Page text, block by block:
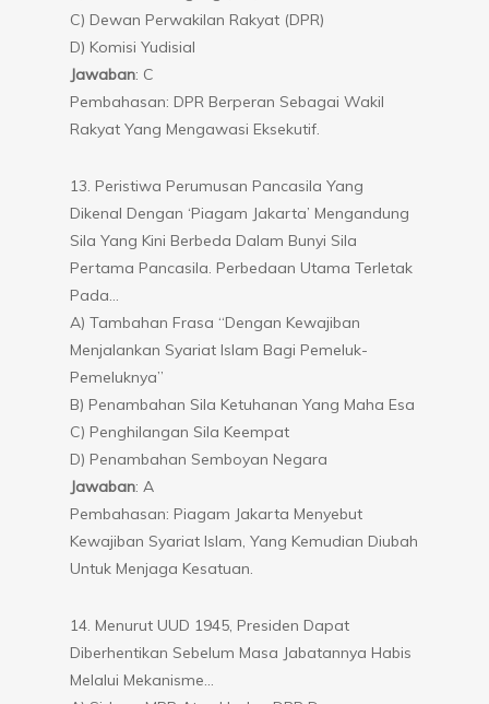
C) Dewan Perwakilan Rakyat (DPR)
D) Komisi Yudisial
Jawaban: C
Pembahasan: DPR Berperan Sebagai Wakil
Rakyat Yang Mengawasi Eksekutif.
13. Peristiwa Perumusan Pancasila Yang
Dikenal Dengan ‘Piagam Jakarta’ Mengandung
Sila Yang Kini Berbeda Dalam Bunyi Sila
Pertama Pancasila. Perbedaan Utama Terletak
Pada…
A) Tambahan Frasa “dengan Kewajiban
Menjalankan Syariat Islam Bagi Pemeluk-
Pemeluknya”
B) Penambahan Sila Ketuhanan Yang Maha Esa
C) Penghilangan Sila Keempat
D) Penambahan Semboyan Negara
Jawaban: A
Pembahasan: Piagam Jakarta Menyebut
Kewajiban Syariat Islam, Yang Kemudian Diubah
Untuk Menjaga Kesatuan.
14. Menurut UUD 1945, Presiden Dapat
Diberhentikan Sebelum Masa Jabatannya Habis
Melalui Mekanisme…